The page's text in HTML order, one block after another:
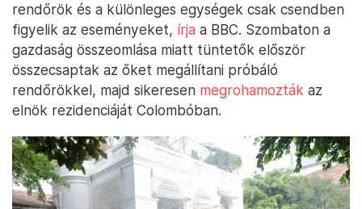
rendőrök és a különleges egységek csak csendben
figyelik az eseményeket, írja a BBC. Szombaton a
gazdaság összeomlása miatt tüntetők először
összecsaptak az őket megállítani próbáló
rendőrökkel, majd sikeresen megrohamozták az
elnök rezidenciáját Colombóban.